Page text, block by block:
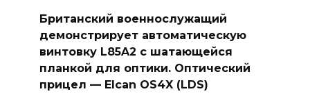
Британский военнослужащий
демонстрирует автоматическую
винтовку L85A2 с шатающейся
планкой для оптики. Оптический
прицел — Elcan OS4X (LDS)